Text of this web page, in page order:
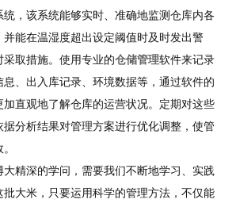
，该系统能够实时、准确地监测仓库内各
能在温湿度超出设定阈值时及时发出警
取措施。使用专业的仓储管理软件来记录
、出入库记录、环境数据等，通过软件的
直观地了解仓库的运营状况。定期对这些
分析结果对管理方案进行优化调整，使管
大精深的学问，需要我们不断地学习、实践
大米，只要运用科学的管理方法，不仅能